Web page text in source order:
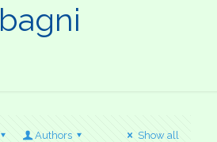
bagni
Authors Show all